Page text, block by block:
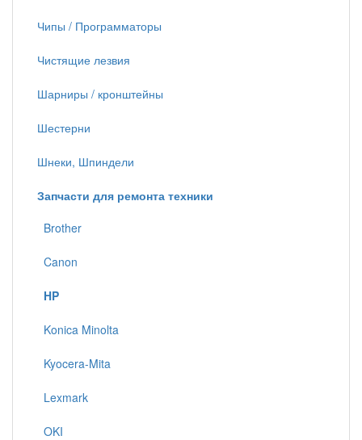
Чипы / Программаторы
Чистящие лезвия
Шарниры / кронштейны
Шестерни
Шнеки, Шпиндели
Запчасти для ремонта техники
Brother
Canon
HP
Konica Minolta
Kyocera-Mita
Lexmark
OKI